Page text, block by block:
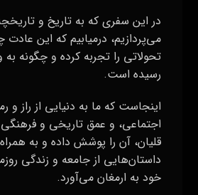
در این سفری که به تاریخ و
می‌پردازیم، درمیابیم که این
تحولاتی را تجربه کرده و چگونه
رسیده است.
اینجاست که ما به دنیایی از راز و
اجتماعی، و عمق تاریخی و
قلیان، آن را پوشش داده و به
داستان‌هایی از جامعه و زندگی
خود به ارمغان می‌آورد.